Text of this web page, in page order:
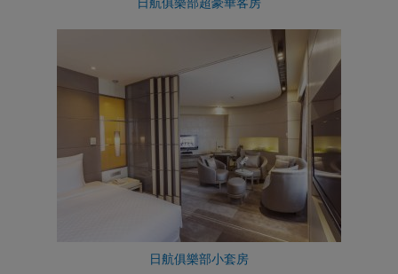
日航俱樂部超豪華客房
日航俱樂部小套房